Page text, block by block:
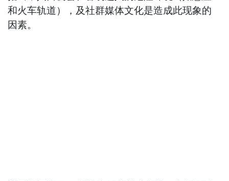
和火车轨道），及社群媒体文化是造成此现象的
因素。